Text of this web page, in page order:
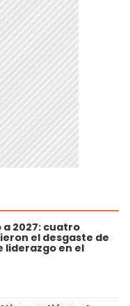
2027: cuatro
el desgaste de
liderazgo en el